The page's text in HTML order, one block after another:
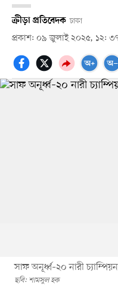
ক্রীড়া প্রতিবেদক ঢাকা
প্রকাশ: ০৯ জুলাই ২০২৫, ১২:
সাফ অনূর্ধ্ব–২০ নারী
ছবি: শামসুল হক